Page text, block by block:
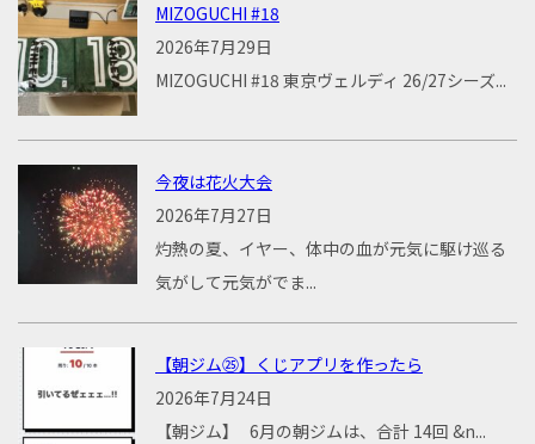
MIZOGUCHI #18
2026年7月29日
MIZOGUCHI #18 東京ヴェルディ 26/27シーズ...
今夜は花火大会
2026年7月27日
灼熱の夏、イヤー、体中の血が元気に駆け巡る
気がして元気がでま...
【朝ジム㉕】くじアプリを作ったら
2026年7月24日
【朝ジム】 6月の朝ジムは、合計 14回 &n...